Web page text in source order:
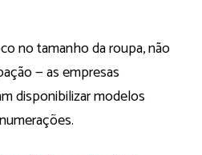
no tamanho da roupa, não
— as empresas
disponibilizar modelos